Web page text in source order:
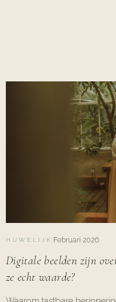
HUWELIJK Februari 2026
Digitale beelden zijn
ze echt waarde?